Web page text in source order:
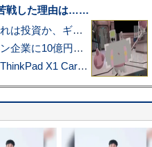
戦した理由は……
プロ野球も対象に、急成長する「予測市場」 これは投資か、ギャンブルか
アマゾン配送を支える物流大手、ステーブルコイン企業に10億円投資のワケ
あこがれの旗艦モバイルノートPC最新モデル=「ThinkPad X1 Carbon Gen 14 Aura Edition」実機レビュー